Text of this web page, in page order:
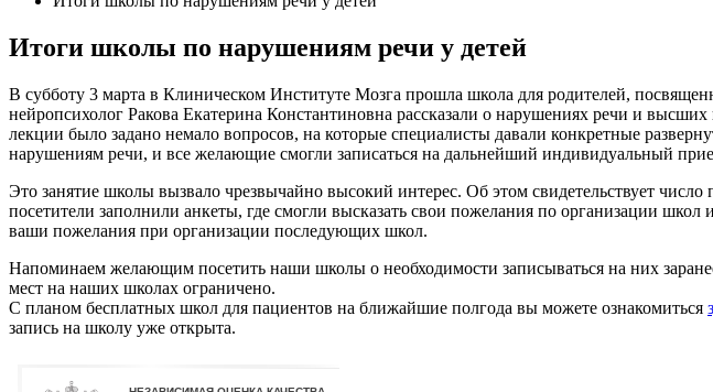
Итоги школы по нарушениям речи у детей
В субботу 3 марта в Клиническом Институте Мозга прошла школа для родителей,
нейропсихолог Ракова Екатерина Константиновна рассказали о нарушениях речи и
лекции было задано немало вопросов, на которые специалисты давали конкретные
нарушениям речи, и все желающие смогли записаться на дальнейший индивидуальный
Это занятие школы вызвало чрезвычайно высокий интерес. Об этом свидетельствует
посетители заполнили анкеты, где смогли высказать свои пожелания по организации
ваши пожелания при организации последующих школ.
Напоминаем желающим посетить наши школы о необходимости записываться на них
мест на наших школах ограничено.
С планом бесплатных школ для пациентов на ближайшие полгода вы можете ознакомиться
запись на школу уже открыта.